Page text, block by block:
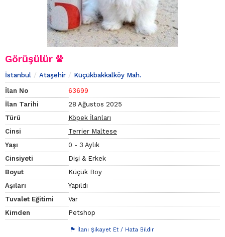
Görüşülür
İstanbul Ataşehir Küçükbakkalköy Mah.
İlan No
63699
İlan Tarihi
28 Ağustos 2025
Türü
Köpek İlanları
Cinsi
Terrier Maltese
Yaşı
0 - 3 Aylık
Cinsiyeti
Dişi & Erkek
Boyut
Küçük Boy
Aşıları
Yapıldı
Tuvalet Eğitimi
Var
Kimden
Petshop
İlanı Şikayet Et / Hata Bildir